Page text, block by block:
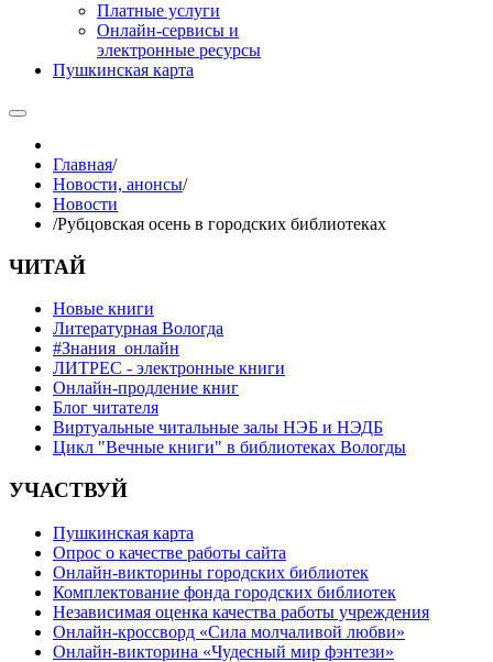
Платные услуги
Онлайн-сервисы и
электронные ресурсы
Пушкинская карта
Главная/
Новости, анонсы/
Новости
/Рубцовская осень в городских библиотеках
ЧИТАЙ
Новые книги
Литературная Вологда
#Знания_онлайн
ЛИТРЕС - электронные книги
Онлайн-продление книг
Блог читателя
Виртуальные читальные залы НЭБ и НЭДБ
Цикл "Вечные книги" в библиотеках Вологды
УЧАСТВУЙ
Пушкинская карта
Опрос о качестве работы сайта
Онлайн-викторины городских библиотек
Комплектование фонда городских библиотек
Независимая оценка качества работы учреждения
Онлайн-кроссворд «Сила молчаливой любви»
Онлайн-викторина «Чудесный мир фэнтези»